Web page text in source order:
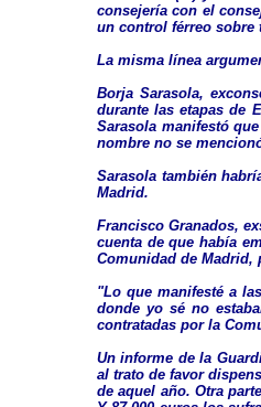
consejería con el
un control férreo sobre
La misma línea
Borja Sarasola,
durante las etapas de
Sarasola manifestó
nombre no se
Sarasola también
Madrid.
Francisco Granados,
cuenta de que había
Comunidad de Madrid,
"Lo que manifesté a
donde yo sé no
contratadas por la
Un informe de la
al trato de favor
de aquel año. Otra